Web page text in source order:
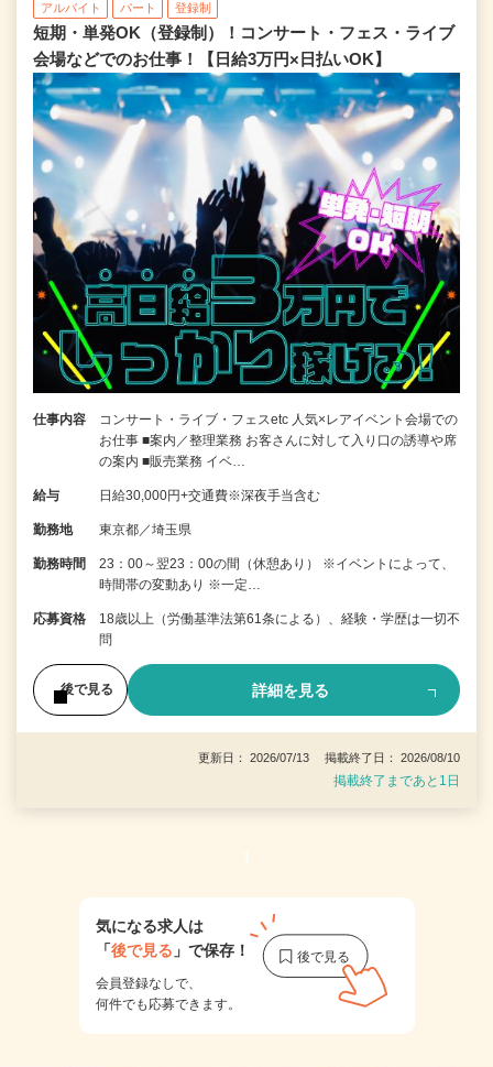
アルバイト パート 登録制
短期・単発OK（登録制）！コンサート・フェス・ライブ
会場などでのお仕事！【日給3万円×日払いOK】
仕事内容
コンサート・ライブ・フェスetc 人気×レアイベント会場での
お仕事 ■案内／整理業務 お客さんに対して入り口の誘導や席
の案内 ■販売業務 イベ…
給与 日給30,000円+交通費※深夜手当含む
勤務地 東京都／埼玉県
勤務時間
23：00～翌23：00の間（休憩あり） ※イベントによって、
時間帯の変動あり ※一定…
応募資格
18歳以上（労働基準法第61条による）、経験・学歴は一切不
問
後で見る 詳細を見る
更新日： 2026/07/13 掲載終了日： 2026/08/10
掲載終了まであと1日
1
気になる求人は
「後で見る 」で保存！
会員登録なしで、
何件でも応募できます。